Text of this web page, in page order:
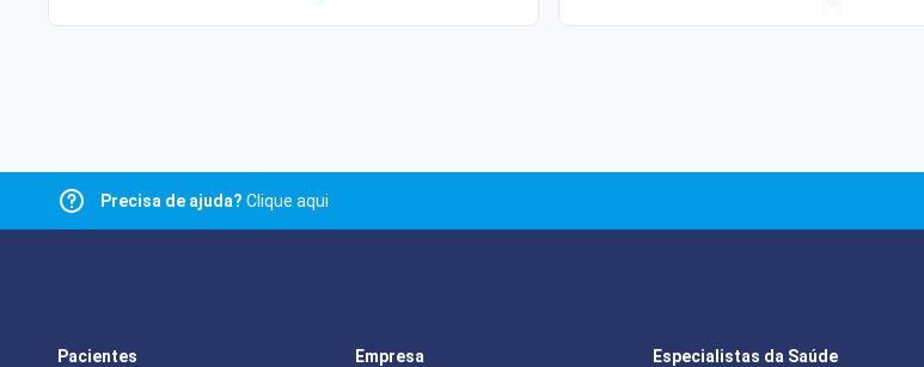
Precisa de ajuda? Clique aqui
Pacientes
Empresa
Especialistas da Saúde